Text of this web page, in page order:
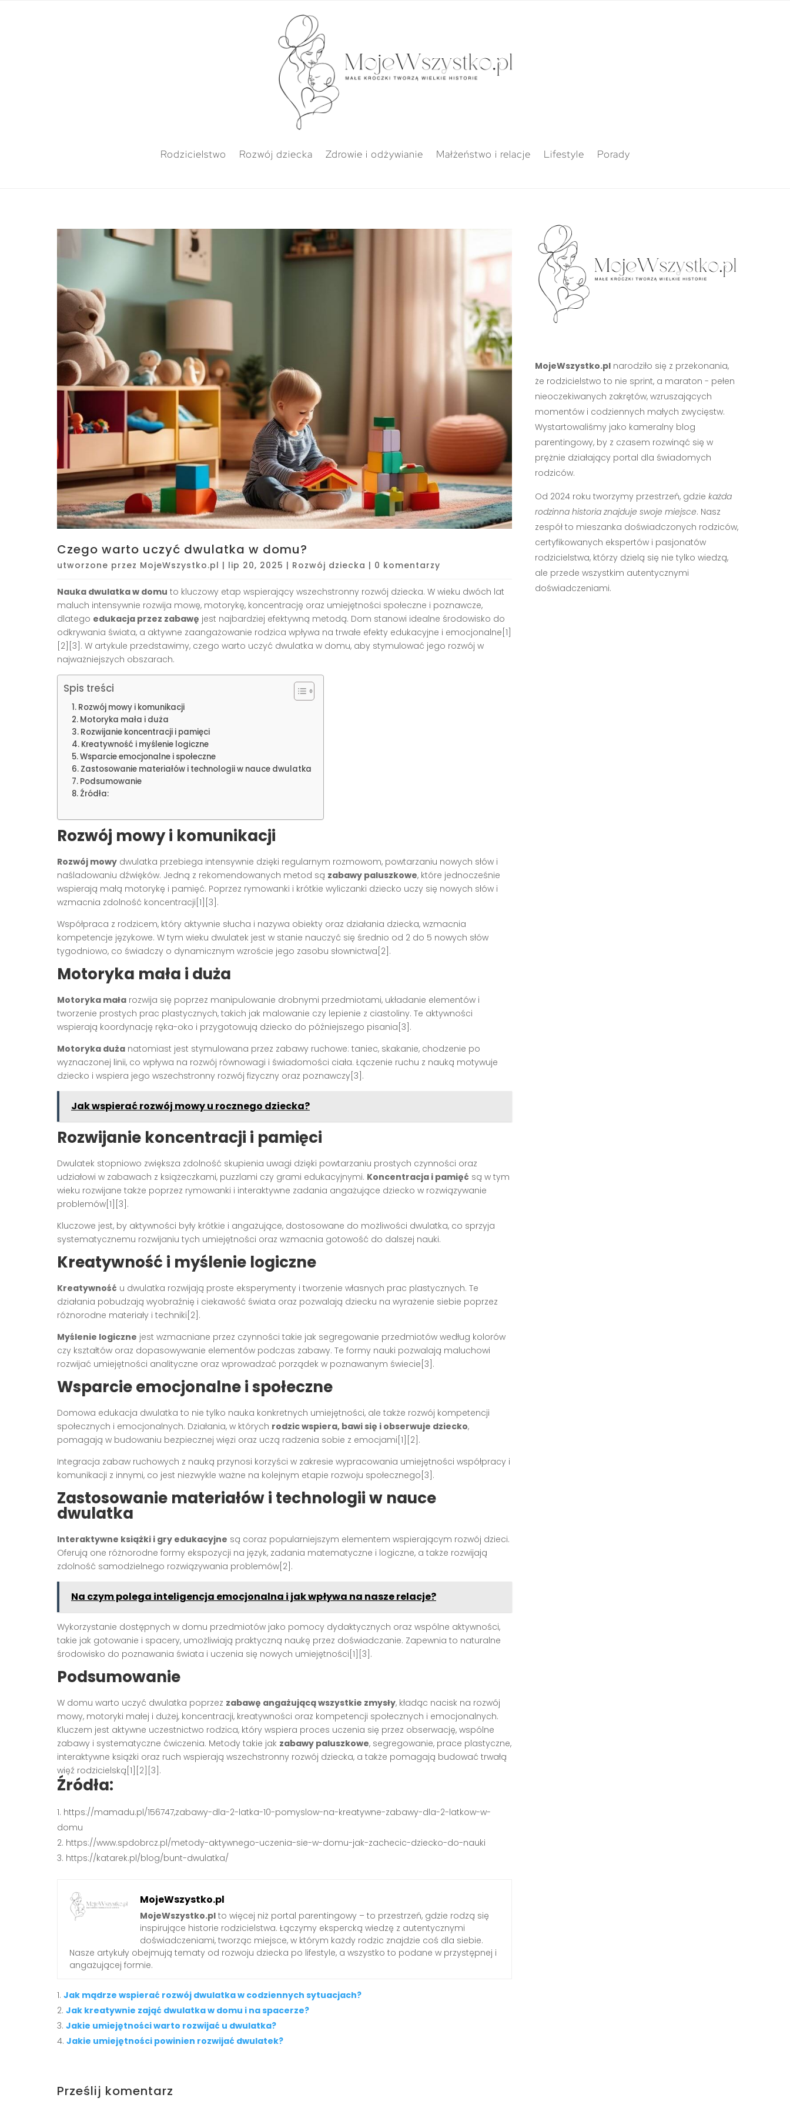
Rodzicielstwo Rozwój dziecka Zdrowie i odżywianie Małżeństwo i relacje Lifestyle Porady
Czego warto uczyć dwulatka w domu?
utworzone przez MojeWszystko.pl | lip 20, 2025 | Rozwój dziecka | 0 komentarzy
Nauka dwulatka w domu to kluczowy etap wspierający wszechstronny rozwój dziecka. W wieku dwóch lat
maluch intensywnie rozwija mowę, motorykę, koncentrację oraz umiejętności społeczne i poznawcze,
dlatego edukacja przez zabawę jest najbardziej efektywną metodą. Dom stanowi idealne środowisko do
odkrywania świata, a aktywne zaangażowanie rodzica wpływa na trwałe efekty edukacyjne i emocjonalne[1]
[2][3]. W artykule przedstawimy, czego warto uczyć dwulatka w domu, aby stymulować jego rozwój w
najważniejszych obszarach.
Spis treści
Rozwój mowy i komunikacji
Motoryka mała i duża
Rozwijanie koncentracji i pamięci
Kreatywność i myślenie logiczne
Wsparcie emocjonalne i społeczne
Zastosowanie materiałów i technologii w nauce dwulatka
Podsumowanie
Źródła:
Rozwój mowy i komunikacji
Rozwój mowy dwulatka przebiega intensywnie dzięki regularnym rozmowom, powtarzaniu nowych słów i
naśladowaniu dźwięków. Jedną z rekomendowanych metod są zabawy paluszkowe, które jednocześnie
wspierają małą motorykę i pamięć. Poprzez rymowanki i krótkie wyliczanki dziecko uczy się nowych słów i
wzmacnia zdolność koncentracji[1][3].
Współpraca z rodzicem, który aktywnie słucha i nazywa obiekty oraz działania dziecka, wzmacnia
kompetencje językowe. W tym wieku dwulatek jest w stanie nauczyć się średnio od 2 do 5 nowych słów
tygodniowo, co świadczy o dynamicznym wzroście jego zasobu słownictwa[2].
Motoryka mała i duża
Motoryka mała rozwija się poprzez manipulowanie drobnymi przedmiotami, układanie elementów i
tworzenie prostych prac plastycznych, takich jak malowanie czy lepienie z ciastoliny. Te aktywności
wspierają koordynację ręka-oko i przygotowują dziecko do późniejszego pisania[3].
Motoryka duża natomiast jest stymulowana przez zabawy ruchowe: taniec, skakanie, chodzenie po
wyznaczonej linii, co wpływa na rozwój równowagi i świadomości ciała. Łączenie ruchu z nauką motywuje
dziecko i wspiera jego wszechstronny rozwój fizyczny oraz poznawczy[3].
Jak wspierać rozwój mowy u rocznego dziecka?
Rozwijanie koncentracji i pamięci
Dwulatek stopniowo zwiększa zdolność skupienia uwagi dzięki powtarzaniu prostych czynności oraz
udziałowi w zabawach z książeczkami, puzzlami czy grami edukacyjnymi. Koncentracja i pamięć są w tym
wieku rozwijane także poprzez rymowanki i interaktywne zadania angażujące dziecko w rozwiązywanie
problemów[1][3].
Kluczowe jest, by aktywności były krótkie i angażujące, dostosowane do możliwości dwulatka, co sprzyja
systematycznemu rozwijaniu tych umiejętności oraz wzmacnia gotowość do dalszej nauki.
Kreatywność i myślenie logiczne
Kreatywność u dwulatka rozwijają proste eksperymenty i tworzenie własnych prac plastycznych. Te
działania pobudzają wyobraźnię i ciekawość świata oraz pozwalają dziecku na wyrażenie siebie poprzez
różnorodne materiały i techniki[2].
Myślenie logiczne jest wzmacniane przez czynności takie jak segregowanie przedmiotów według kolorów
czy kształtów oraz dopasowywanie elementów podczas zabawy. Te formy nauki pozwalają maluchowi
rozwijać umiejętności analityczne oraz wprowadzać porządek w poznawanym świecie[3].
Wsparcie emocjonalne i społeczne
Domowa edukacja dwulatka to nie tylko nauka konkretnych umiejętności, ale także rozwój kompetencji
społecznych i emocjonalnych. Działania, w których rodzic wspiera, bawi się i obserwuje dziecko,
pomagają w budowaniu bezpiecznej więzi oraz uczą radzenia sobie z emocjami[1][2].
Integracja zabaw ruchowych z nauką przynosi korzyści w zakresie wypracowania umiejętności współpracy i
komunikacji z innymi, co jest niezwykle ważne na kolejnym etapie rozwoju społecznego[3].
Zastosowanie materiałów i technologii w nauce
dwulatka
Interaktywne książki i gry edukacyjne są coraz popularniejszym elementem wspierającym rozwój dzieci.
Oferują one różnorodne formy ekspozycji na język, zadania matematyczne i logiczne, a także rozwijają
zdolność samodzielnego rozwiązywania problemów[2].
Na czym polega inteligencja emocjonalna i jak wpływa na nasze relacje?
Wykorzystanie dostępnych w domu przedmiotów jako pomocy dydaktycznych oraz wspólne aktywności,
takie jak gotowanie i spacery, umożliwiają praktyczną naukę przez doświadczanie. Zapewnia to naturalne
środowisko do poznawania świata i uczenia się nowych umiejętności[1][3].
Podsumowanie
W domu warto uczyć dwulatka poprzez zabawę angażującą wszystkie zmysły, kładąc nacisk na rozwój
mowy, motoryki małej i dużej, koncentracji, kreatywności oraz kompetencji społecznych i emocjonalnych.
Kluczem jest aktywne uczestnictwo rodzica, który wspiera proces uczenia się przez obserwację, wspólne
zabawy i systematyczne ćwiczenia. Metody takie jak zabawy paluszkowe, segregowanie, prace plastyczne,
interaktywne książki oraz ruch wspierają wszechstronny rozwój dziecka, a także pomagają budować trwałą
więź rodzicielską[1][2][3].
Źródła:
https://mamadu.pl/156747,zabawy-dla-2-latka-10-pomyslow-na-kreatywne-zabawy-dla-2-latkow-w-
domu
https://www.spdobrcz.pl/metody-aktywnego-uczenia-sie-w-domu-jak-zachecic-dziecko-do-nauki
https://katarek.pl/blog/bunt-dwulatka/
MojeWszystko.pl
MojeWszystko.pl to więcej niż portal parentingowy – to przestrzeń, gdzie rodzą się
inspirujące historie rodzicielstwa. Łączymy ekspercką wiedzę z autentycznymi
doświadczeniami, tworząc miejsce, w którym każdy rodzic znajdzie coś dla siebie.
Nasze artykuły obejmują tematy od rozwoju dziecka po lifestyle, a wszystko to podane w przystępnej i
angażującej formie.
Jak mądrze wspierać rozwój dwulatka w codziennych sytuacjach?
Jak kreatywnie zająć dwulatka w domu i na spacerze?
Jakie umiejętności warto rozwijać u dwulatka?
Jakie umiejętności powinien rozwijać dwulatek?
Prześlij komentarz
MojeWszystko.plnarodziło się z przekonania,
że rodzicielstwo to nie sprint, a maraton - pełen
nieoczekiwanych zakrętów, wzruszających
momentów i codziennych małych zwycięstw.
Wystartowaliśmy jako kameralny blog
parentingowy, by z czasem rozwinąć się w
prężnie działający portal dla świadomych
rodziców.
Od 2024 roku tworzymy przestrzeń, gdzie każda
rodzinna historia znajduje swoje miejsce. Nasz
zespół to mieszanka doświadczonych rodziców,
certyfikowanych ekspertów i pasjonatów
rodzicielstwa, którzy dzielą się nie tylko wiedzą,
ale przede wszystkim autentycznymi
doświadczeniami.